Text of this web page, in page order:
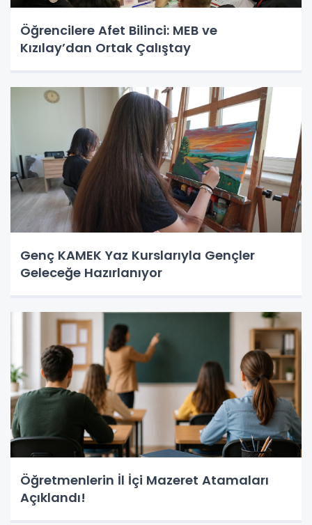
Öğrencilere Afet Bilinci: MEB ve
Kızılay’dan Ortak Çalıştay
Genç KAMEK Yaz Kurslarıyla Gençler
Geleceğe Hazırlanıyor
Öğretmenlerin İl İçi Mazeret Atamaları
Açıklandı!